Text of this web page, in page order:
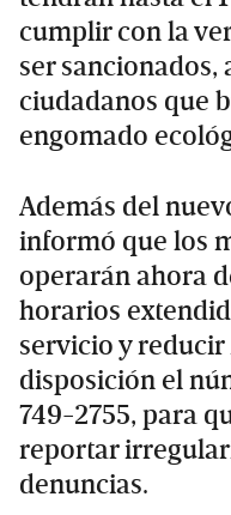
cumplir con la
ser sancionados,
ciudadanos que
engomado
Además del
informó que los
operarán ahora
horarios
servicio y reducir
disposición el
749-2755, para
reportar
denuncias.